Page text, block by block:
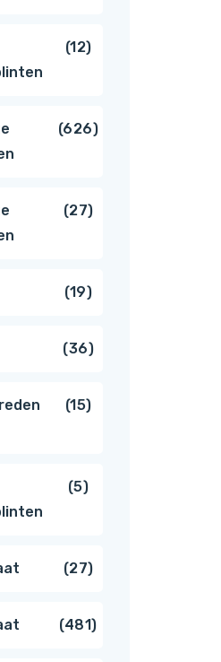
producten
1212
626626
2727
1919
producten
3636
producten
1515
55
2727
producten
481481